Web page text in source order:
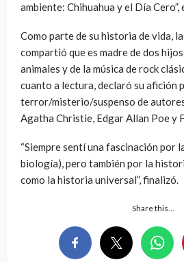
ambiente: Chihuahua y el Día Cero”,
Como parte de su historia de vida,
compartió que es madre de dos
animales y de la música de rock
cuanto a lectura, declaró su afición
terror/misterio/suspenso de
Agatha Christie, Edgar Allan Poe y
“Siempre sentí una fascinación por
biología), pero también por la
como la historia universal”, finalizó.
Share this…